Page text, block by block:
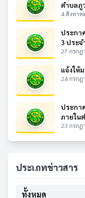
ตำบลภู
4 สิงหาค
ประกา
3 ประจ
27 กรกฎ
แจ้งให้
24 กรกฎ
ประกา
ภายใน
23 กรกฎ
ประเภทข่าวสาร
ทั้งหมด